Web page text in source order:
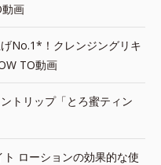
画
No.1*！クレンジングリキ
TO動画
トリップ「とろ蜜ティン
ト ローションの効果的な使